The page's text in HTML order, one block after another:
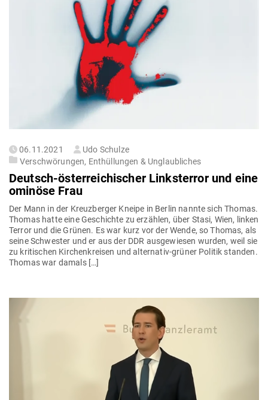
Gepostet
am
06.11.2021
Udo Schulze
Verschwörungen, Enthüllungen & Unglaubliches
Deutsch-öster­rei­chi­scher Links­terror und eine
ominöse Frau
Der Mann in der Kreuz­berger Kneipe in Berlin nannte sich Thomas.
Thomas hatte eine Geschichte zu erzählen, über Stasi, Wien, linken
Terror und die Grünen. Es war kurz vor der Wende, so Thomas, als
seine Schwester und er aus der DDR aus­ge­wiesen wurden, weil sie
zu kri­ti­schen Kir­chen­kreisen und alter­­nativ-grüner Politik standen.
Thomas war damals […]